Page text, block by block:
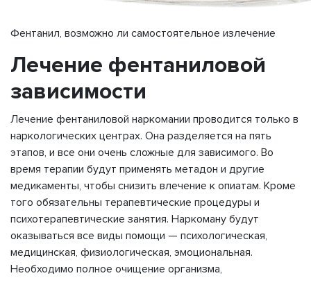
Фентанил, возможно ли самостоятельное излечение
Лечение фентаниловой
зависимости
Лечение фентаниловой наркомании проводится только в
наркологических центрах. Она разделяется на пять
этапов, и все они очень сложные для зависимого. Во
время терапии будут применять метадон и другие
медикаменты, чтобы снизить влечение к опиатам. Кроме
того обязательны терапевтические процедуры и
психотерапевтические занятия. Наркоману будут
оказываться все виды помощи — психологическая,
медицинская, физиологическая, эмоциональная.
Необходимо полное очищение организма,